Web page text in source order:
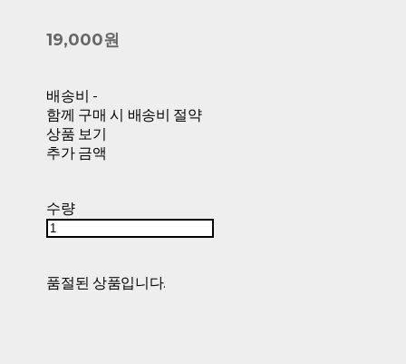
19,000원
배송비 -
함께 구매 시 배송비 절약
상품 보기
추가 금액
수량
품절된 상품입니다.